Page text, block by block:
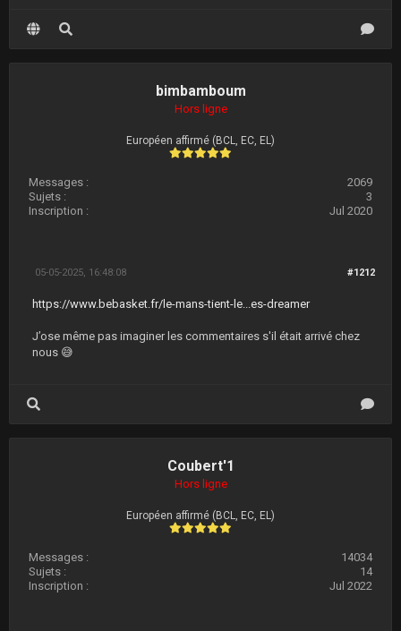
bimbamboum
Hors ligne
Européen affirmé (BCL, EC, EL)
Messages :
2069
Sujets :
3
Inscription :
Jul 2020
#1212
05-05-2025, 16:48:08
https://www.bebasket.fr/le-mans-tient-le...es-dreamer
J’ose même pas imaginer les commentaires s'il était arrivé chez
nous 😅
Coubert'1
Hors ligne
Européen affirmé (BCL, EC, EL)
Messages :
14034
Sujets :
14
Inscription :
Jul 2022